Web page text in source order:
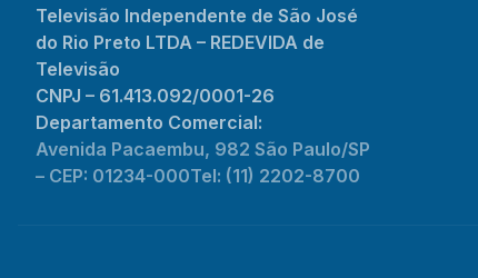
Televisão Independente de São José
do Rio Preto LTDA – REDEVIDA de
Televisão
CNPJ – 61.413.092/0001-26
Departamento Comercial:
Avenida Pacaembu, 982 São Paulo/SP
– CEP: 01234-000Tel: (11) 2202-8700